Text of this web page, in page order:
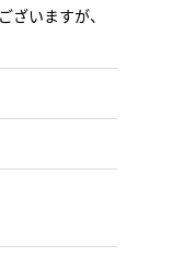
ざいますが、